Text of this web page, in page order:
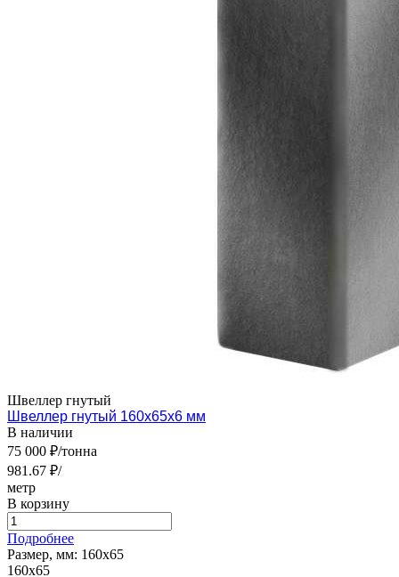
Швеллер гнутый
Швеллер гнутый 160х65х6 мм
В наличии
75 000 ₽/тонна
981.67 ₽/
метр
В корзину
Подробнее
Размер, мм: 160х65
160х65